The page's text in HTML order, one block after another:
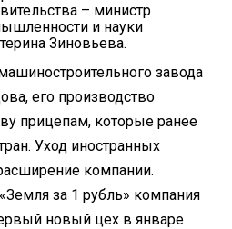
– министр
и науки
Зиновьева.
завода
его производство
прицепам, которые ранее
Уход иностранных
компании.
за 1 рубль» компания
новый цех в январе